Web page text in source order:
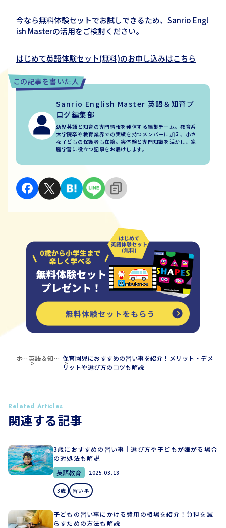
今なら無料体験セットでお試しできるため、Sanrio Engl
ish Masterの活用をご検討ください。
はじめて英語体験セット(無料)のお申し込みはこちら
この記事を書いた人
Sanrio English Master 英語＆知育ブ
ログ編集部
幼児英語と知育の専門情報を発信する編集チーム。教育系
大学院卒や教育業界での実績を持つメンバーに加え、小さ
な子どもの保護者も在籍。実体験と専門知識を活かし、家
庭学習に役立つ記事をお届けします。
ホー英語＆知育
ブログ
保育園児におすすめの習い事を紹介！メリット・デメ
リットや選び方のコツも解説
関連する記事
Related Articles
3歳におすすめの習い事｜選び方や子どもが嫌がる場合
の対処法も解説
英語教育
2025.03.18
3歳 習い事
子どもの習い事にかける費用の相場を紹介！負担を減
らすための方法も解説